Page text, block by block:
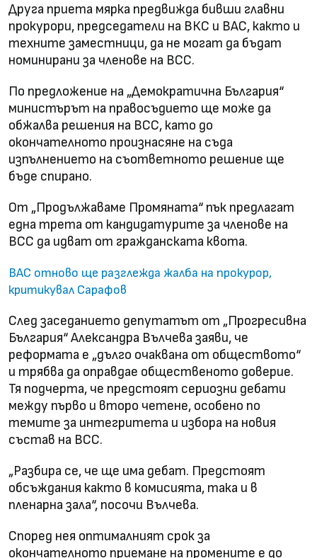
Друга приета мярка предвижда бивши главни
прокурори, председатели на ВКС и ВАС, както и
техните заместници, да не могат да бъдат
номинирани за членове на ВСС.
По предложение на „Демократична България“
министърът на правосъдието ще може да
обжалва решения на ВСС, като до
окончателното произнасяне на съда
изпълнението на съответното решение ще
бъде спирано.
От „Продължаваме Промяната“ пък предлагат
една трета от кандидатурите за членове на
ВСС да идват от гражданската квота.
ВАС отново ще разглежда жалба на прокурор,
критикувал Сарафов
След заседанието депутатът от „Прогресивна
България“ Александра Вълчева заяви, че
реформата е „дълго очаквана от обществото“
и трябва да оправдае общественото доверие.
Тя подчерта, че предстоят сериозни дебати
между първо и второ четене, особено по
темите за интегритета и избора на новия
състав на ВСС.
„Разбира се, че ще има дебат. Предстоят
обсъждания както в комисията, така и в
пленарна зала“, посочи Вълчева.
Според нея оптималният срок за
окончателното приемане на промените е до